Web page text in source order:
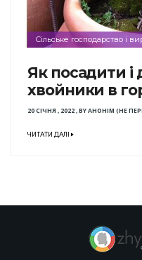
Сільське господарство і
Як посадити і
хвойники в
20 СІЧНЯ , 2022,BYАНОНІМ (НЕ
ЧИТАТИ ДАЛІ